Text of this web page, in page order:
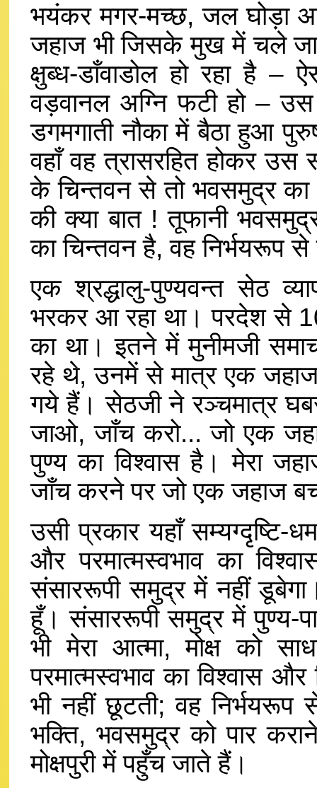
भयंकर मगर-मच्छ, जल घोड़ा
जहाज भी जिसके मुख में चले
क्षुब्ध-डाँवाडोल हो रहा है
वड़वानल अग्नि फटी हो –
डगमगाती नौका में बैठा हुआ
वहाँ वह त्रासरहित होकर
के चिन्तवन से तो भवसमुद्र का
की क्या बात ! तूफानी
का चिन्तवन है, वह निर्भयरूप
एक श्रद्धालु-पुण्यवन्त सेठ
भरकर आ रहा था। परदेश से
का था। इतने में मुनीमजी
रहे थे, उनमें से मात्र एक
गये हैं। सेठजी ने रञ्चमात्र
जाओ, जाँच करो... जो एक
पुण्य का विश्वास है। मेरा
जाँच करने पर जो एक जहाज
उसी प्रकार यहाँ सम्यग्दृष्टि-
और परमात्मस्वभाव का
संसाररूपी समुद्र में नहीं
हूँ। संसाररूपी समुद्र में पुण्य-
भी मेरा आत्मा, मोक्ष को
परमात्मस्वभाव का विश्वास और
भी नहीं छूटती; वह
भक्ति, भवसमुद्र को पार
मोक्षपुरी में पहुँच जाते हैं।